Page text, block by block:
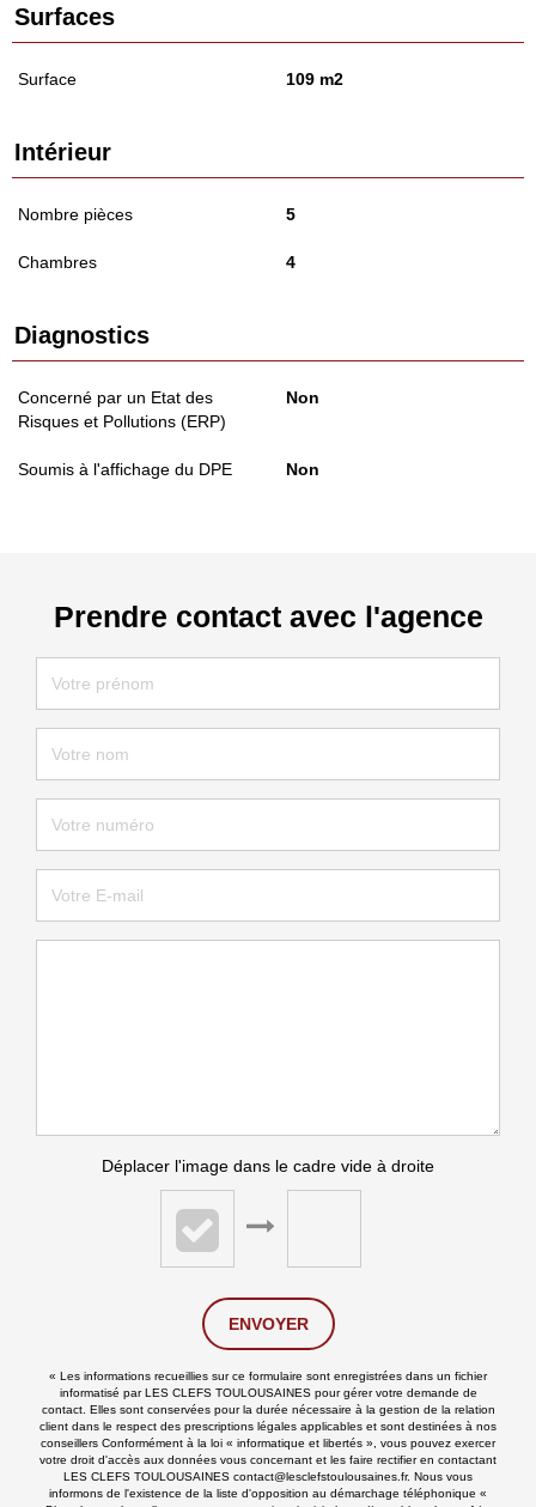
Surfaces
Surface 109 m2
Intérieur
Nombre pièces 5
Chambres 4
Diagnostics
Concerné par un Etat des
Risques et Pollutions (ERP)
Non
Soumis à l'affichage du DPE Non
Prendre contact avec l'agence
Déplacer l'image dans le cadre vide à droite
ENVOYER
« Les informations recueillies sur ce formulaire sont enregistrées dans un fichier
informatisé par LES CLEFS TOULOUSAINES pour gérer votre demande de
contact. Elles sont conservées pour la durée nécessaire à la gestion de la relation
client dans le respect des prescriptions légales applicables et sont destinées à nos
conseillers Conformément à la loi « informatique et libertés », vous pouvez exercer
votre droit d'accès aux données vous concernant et les faire rectifier en contactant
LES CLEFS TOULOUSAINES contact@lesclefstoulousaines.fr. Nous vous
informons de l'existence de la liste d'opposition au démarchage téléphonique «